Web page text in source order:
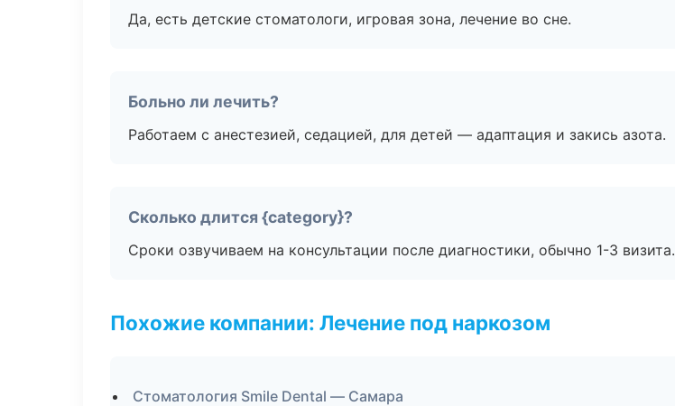
Да, есть детские стоматологи, игровая зона, лечение во сне.
Больно ли лечить?
Работаем с анестезией, седацией, для детей — адаптация и закись азота.
Сколько длится {category}?
Сроки озвучиваем на консультации после диагностики, обычно 1-3 визита.
Похожие компании: Лечение под наркозом
Стоматология Smile Dental — Самара